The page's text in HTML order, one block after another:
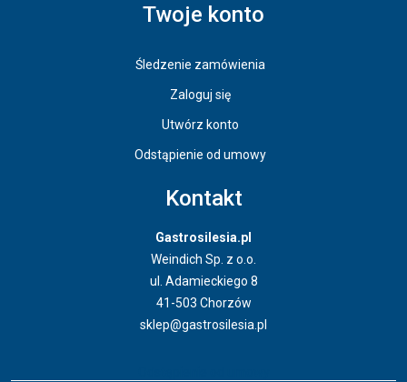
Twoje konto
Śledzenie zamówienia
Zaloguj się
Utwórz konto
Odstąpienie od umowy
Kontakt
Gastrosilesia.pl
Weindich Sp. z o.o.
ul. Adamieckiego 8
41-503 Chorzów
sklep@gastrosilesia.pl